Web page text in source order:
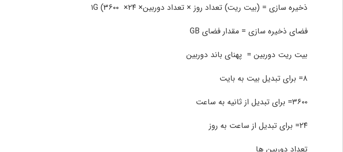
ذخیره سازی = (بیت ریت) تعداد روز × تعداد دوربین× ۲۴× ۳۶۰۰) ۱G
فضای ذخیره سازی = مقدار فضای GB
بیت ریت دوربین = پهنای باند دوربین
۸= برای تبدیل بیت به بایت
۳۶۰۰= برای تبدیل از ثانیه به ساعت
۲۴= برای تبدیل از ساعت به روز
تعداد دوربین ها